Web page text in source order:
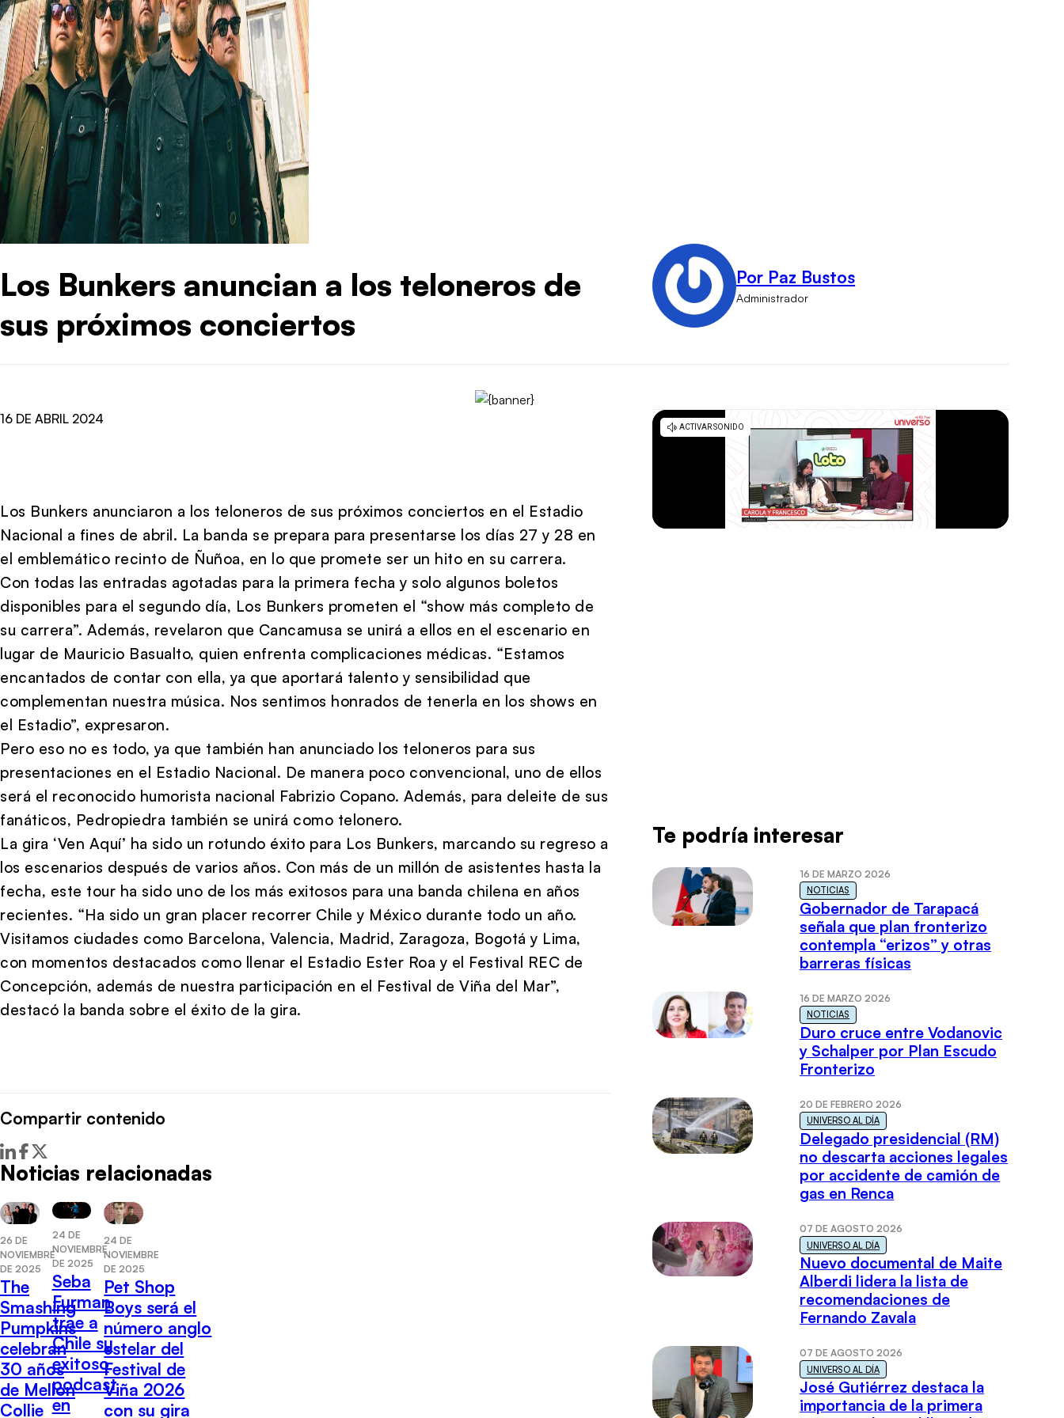
Los Bunkers anuncian a los teloneros de
sus próximos conciertos
Por Paz Bustos
Administrador
16 DE ABRIL 2024
Los Bunkers anunciaron a los teloneros de sus próximos conciertos en el Estadio
Nacional a fines de abril. La banda se prepara para presentarse los días 27 y 28 en
el emblemático recinto de Ñuñoa, en lo que promete ser un hito en su carrera.
Con todas las entradas agotadas para la primera fecha y solo algunos boletos
disponibles para el segundo día, Los Bunkers prometen el “show más completo de
su carrera”. Además, revelaron que Cancamusa se unirá a ellos en el escenario en
lugar de Mauricio Basualto, quien enfrenta complicaciones médicas. “Estamos
encantados de contar con ella, ya que aportará talento y sensibilidad que
complementan nuestra música. Nos sentimos honrados de tenerla en los shows en
el Estadio”, expresaron.
Pero eso no es todo, ya que también han anunciado los teloneros para sus
presentaciones en el Estadio Nacional. De manera poco convencional, uno de ellos
será el reconocido humorista nacional Fabrizio Copano. Además, para deleite de sus
fanáticos, Pedropiedra también se unirá como telonero.
La gira ‘Ven Aquí’ ha sido un rotundo éxito para Los Bunkers, marcando su regreso a
los escenarios después de varios años. Con más de un millón de asistentes hasta la
fecha, este tour ha sido uno de los más exitosos para una banda chilena en años
recientes. “Ha sido un gran placer recorrer Chile y México durante todo un año.
Visitamos ciudades como Barcelona, Valencia, Madrid, Zaragoza, Bogotá y Lima,
con momentos destacados como llenar el Estadio Ester Roa y el Festival REC de
Concepción, además de nuestra participación en el Festival de Viña del Mar”,
destacó la banda sobre el éxito de la gira.
Compartir contenido
Noticias relacionadas
26 DE
NOVIEMBRE
DE 2025
The
Smashing
Pumpkins
celebran
30 años
de Mellon
Collie
24 DE
NOVIEMBRE
DE 2025
Seba
Furman
trae a
Chile su
exitoso
podcast
en
24 DE
NOVIEMBRE
DE 2025
Pet Shop
Boys será el
número anglo
estelar del
Festival de
Viña 2026
con su gira
Te podría interesar
16 DE MARZO 2026
NOTICIAS
Gobernador de Tarapacá
señala que plan fronterizo
contempla “erizos” y otras
barreras físicas
16 DE MARZO 2026
NOTICIAS
Duro cruce entre Vodanovic
y Schalper por Plan Escudo
Fronterizo
20 DE FEBRERO 2026
UNIVERSO AL DÍA
Delegado presidencial (RM)
no descarta acciones legales
por accidente de camión de
gas en Renca
07 DE AGOSTO 2026
UNIVERSO AL DÍA
Nuevo documental de Maite
Alberdi lidera la lista de
recomendaciones de
Fernando Zavala
07 DE AGOSTO 2026
UNIVERSO AL DÍA
José Gutiérrez destaca la
importancia de la primera